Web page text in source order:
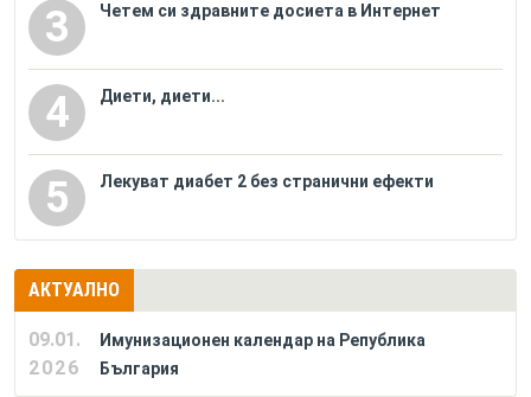
3 Четем си здравните досиета в Интернет
4 Диети, диети...
5 Лекуват диабет 2 без странични ефекти
АКТУАЛНО
09.01.
2026
Имунизационен календар на Република
България